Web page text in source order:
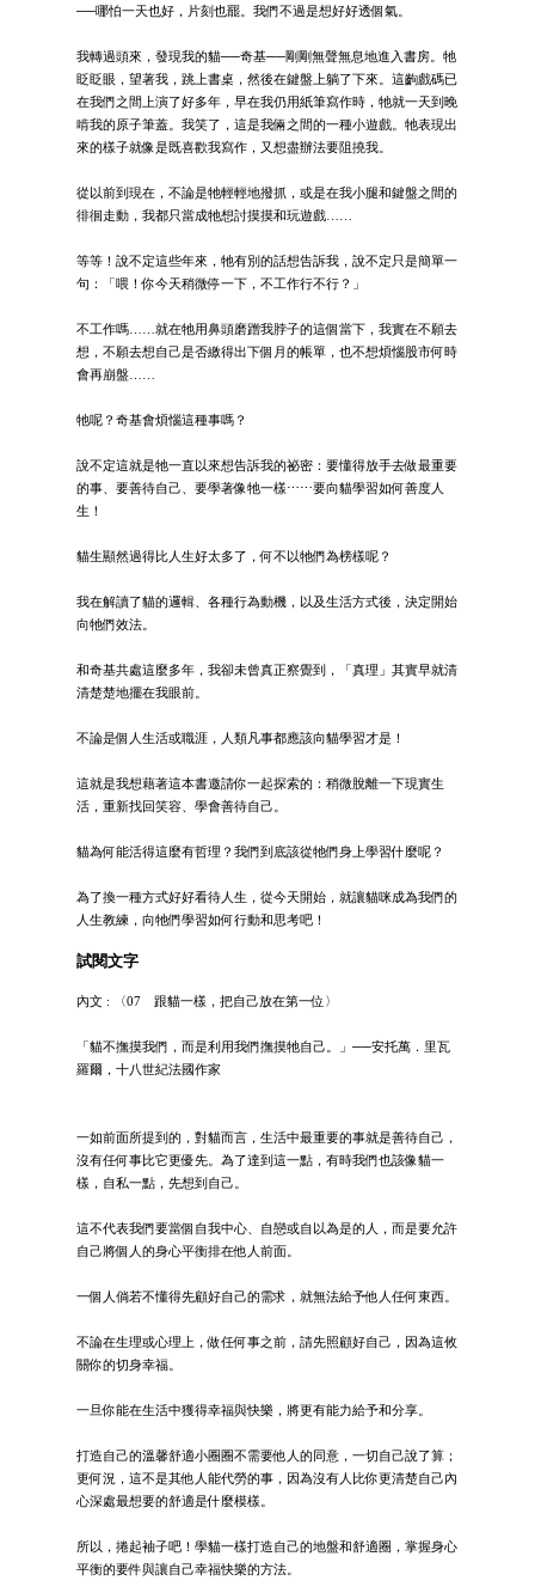
──哪怕一天也好，片刻也罷。我們不過是想好好透個氣。
我轉過頭來，發現我的貓──奇基──剛剛無聲無息地進入書房。牠
眨眨眼，望著我，跳上書桌，然後在鍵盤上躺了下來。這齣戲碼已
在我們之間上演了好多年，早在我仍用紙筆寫作時，牠就一天到晚
啃我的原子筆蓋。我笑了，這是我倆之間的一種小遊戲。牠表現出
來的樣子就像是既喜歡我寫作，又想盡辦法要阻撓我。
從以前到現在，不論是牠輕輕地撥抓，或是在我小腿和鍵盤之間的
徘徊走動，我都只當成牠想討摸摸和玩遊戲……
等等！說不定這些年來，牠有別的話想告訴我，說不定只是簡單一
句：「喂！你今天稍微停一下，不工作行不行？」
不工作嗎……就在牠用鼻頭磨蹭我脖子的這個當下，我實在不願去
想，不願去想自己是否繳得出下個月的帳單，也不想煩惱股市何時
會再崩盤……
牠呢？奇基會煩惱這種事嗎？
說不定這就是牠一直以來想告訴我的祕密：要懂得放手去做最重要
的事、要善待自己、要學著像牠一樣⋯⋯要向貓學習如何善度人
生！
貓生顯然過得比人生好太多了，何不以牠們為榜樣呢？
我在解讀了貓的邏輯、各種行為動機，以及生活方式後，決定開始
向牠們效法。
和奇基共處這麼多年，我卻未曾真正察覺到，「真理」其實早就清
清楚楚地擺在我眼前。
不論是個人生活或職涯，人類凡事都應該向貓學習才是！
這就是我想藉著這本書邀請你一起探索的：稍微脫離一下現實生
活，重新找回笑容、學會善待自己。
貓為何能活得這麼有哲理？我們到底該從牠們身上學習什麼呢？
為了換一種方式好好看待人生，從今天開始，就讓貓咪成為我們的
人生教練，向牠們學習如何行動和思考吧！
試閱文字
內文 : 〈07 跟貓一樣，把自己放在第一位〉
「貓不撫摸我們，而是利用我們撫摸牠自己。」──安托萬．里瓦
羅爾，十八世紀法國作家
一如前面所提到的，對貓而言，生活中最重要的事就是善待自己，
沒有任何事比它更優先。為了達到這一點，有時我們也該像貓一
樣，自私一點，先想到自己。
這不代表我們要當個自我中心、自戀或自以為是的人，而是要允許
自己將個人的身心平衡排在他人前面。
一個人倘若不懂得先顧好自己的需求，就無法給予他人任何東西。
不論在生理或心理上，做任何事之前，請先照顧好自己，因為這攸
關你的切身幸福。
一旦你能在生活中獲得幸福與快樂，將更有能力給予和分享。
打造自己的溫馨舒適小圈圈不需要他人的同意，一切自己說了算；
更何況，這不是其他人能代勞的事，因為沒有人比你更清楚自己內
心深處最想要的舒適是什麼模樣。
所以，捲起袖子吧！學貓一樣打造自己的地盤和舒適圈，掌握身心
平衡的要件與讓自己幸福快樂的方法。